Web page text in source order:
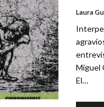
Laura
Miguel
El…